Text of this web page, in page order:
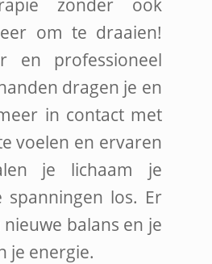
om te draaien!
en professioneel
dragen je en
in contact met
voelen en ervaren
je lichaam je
spanningen los. Er
balans en je
je energie.